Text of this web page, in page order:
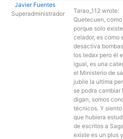
Javier Fuentes
Superadministrador
Tarao_112 wrote:
Quetecuen, como
porque solo
celador, es como
desactiva
los tedax pero él
igual, es una
el Ministerio de
jubile la ultima
se podra
digan, somos
técnicos. Y
que hubiera
de escritos a
existe es un plus